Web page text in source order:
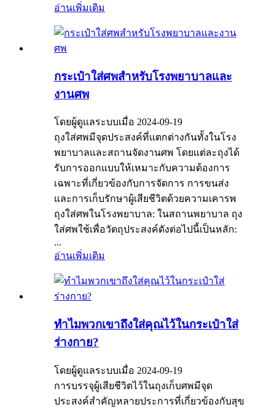
อ่านเพิ่มเติม
กระเป๋าใส่ศพสำหรับโรงพยาบาลและ
งานศพ
โดยผู้ดูแลระบบเมื่อ 2024-09-19
ถุงใส่ศพมีจุดประสงค์ที่แตกต่างกันทั้งในโรง
พยาบาลและสถานจัดงานศพ โดยแต่ละถุงได้
รับการออกแบบให้เหมาะกับความต้องการ
เฉพาะที่เกี่ยวข้องกับการจัดการ การขนส่ง
และการเก็บรักษาผู้เสียชีวิตด้วยความเคารพ
ถุงใส่ศพในโรงพยาบาล: ในสถานพยาบาล ถุง
ใส่ศพใช้เพื่อวัตถุประสงค์ดังต่อไปนี้เป็นหลัก:
...
อ่านเพิ่มเติม
ทำไมพวกเขาถึงใส่คุณไว้ในกระเป๋าใส่
ร่างกาย?
โดยผู้ดูแลระบบเมื่อ 2024-09-19
การบรรจุผู้เสียชีวิตไว้ในถุงเก็บศพมีจุด
ประสงค์สำคัญหลายประการที่เกี่ยวข้องกับสุข